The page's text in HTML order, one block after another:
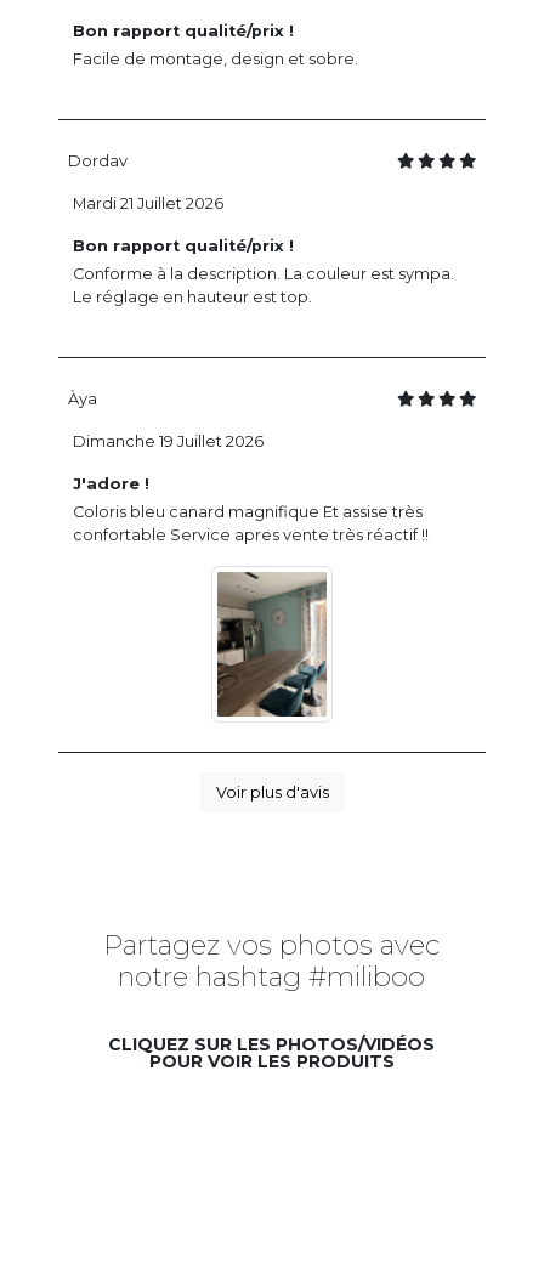
Bon rapport qualité/prix !
Facile de montage, design et sobre.
Dordav
Bon rapport qualité/prix !
Conforme à la description. La couleur est sympa.
Le réglage en hauteur est top.
Mardi 21 Juillet 2026
Àya
J'adore !
Coloris bleu canard magnifique Et assise très
confortable Service apres vente très réactif !!
Dimanche 19 Juillet 2026
Voir plus d'avis
Partagez vos photos avec
notre hashtag #miliboo
CLIQUEZ SUR LES PHOTOS/VIDÉOS
POUR VOIR LES PRODUITS